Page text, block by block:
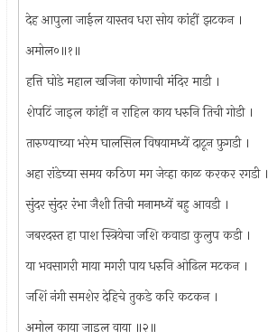
देह आपुला जाईल यास्तव धरा सोय कांहीं झटकन ।
अमोल०॥१॥
हत्ति घोडे महाल खजिना कोणाची मंदिर माडी ।
शेपटिं जाइल कांहीं न राहिल काय धरुनि तिची गोडी ।
तारुण्याच्या भरेम घालसिल विषयामध्यें दाटून फ़ुगडी ।
अहा रांडेच्या समय कठिण मग जेव्हा काळ करकर रगडी ।
सुंदर सुंदर रंभा जैशी तिची मनामध्यें बहु आवडी ।
जबरदस्त हा पाश स्त्रियेचा जशि कवाडा कुलुप कडी ।
या भवसागरी माया मगरी पाय धरुनि ओढिल मटकन ।
जशिं नंगी समशेर देहिचे तुकडे करि कटकन ।
अमोल काया जाइल वाया ॥२॥